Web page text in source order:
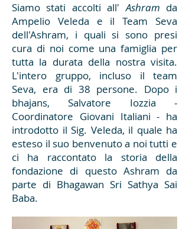
Siamo stati accolti all'Ashram da
Ampelio Veleda e il Team Seva
dell'Ashram, i quali si sono presi
cura di noi come una famiglia per
tutta la durata della nostra visita.
L'intero gruppo, incluso il team
Seva, era di 38 persone. Dopo i
bhajans, Salvatore Iozzia -
Coordinatore Giovani Italiani - ha
introdotto il Sig. Veleda, il quale ha
esteso il suo benvenuto a noi tutti e
ci ha raccontato la storia della
fondazione di questo Ashram da
parte di Bhagawan Sri Sathya Sai
Baba.